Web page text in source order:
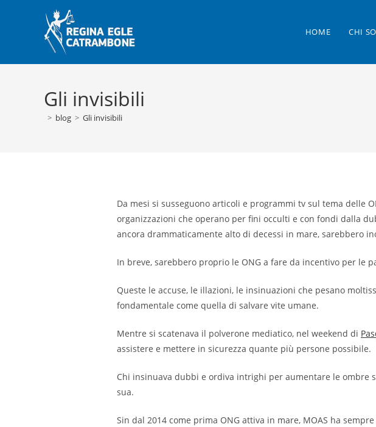
HOME CHI
Gli invisibili
> blog > Gli invisibili
Da mesi si susseguono articoli e programmi tv sul tema delle
organizzazioni che operano per fini occulti e con fondi dalla
ancora drammaticamente alto di decessi in mare, sarebbero
In breve, sarebbero proprio le ONG a fare da incentivo per le
Queste le accuse, le illazioni, le insinuazioni che pesano
fondamentale come quella di salvare vite umane.
Mentre si scatenava il polverone mediatico, nel weekend di
assistere e mettere in sicurezza quante più persone possibile.
Chi insinuava dubbi e ordiva intrighi per aumentare le ombre
sua.
Sin dal 2014 come prima ONG attiva in mare, MOAS ha